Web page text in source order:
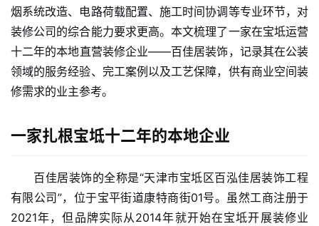
烟系统改造、电路荷载配置、施工时间协调等专业环节，对
装修公司的综合能力要求更高。本文梳理了一家在宝坻运营
十二年的本地直营装修企业——百佳居装饰，记录其在公装
领域的服务经验、完工案例以及工艺保障，供有商业空间装
修需求的业主参考。
一家扎根宝坻十二年的本地企业
百佳居装饰的全称是“天津市宝坻区百泓佳居装饰工程
有限公司”，位于宝平街道康特商街01号。虽然工商注册于
2021年，但品牌实际从2014年就开始在宝坻开展装修业